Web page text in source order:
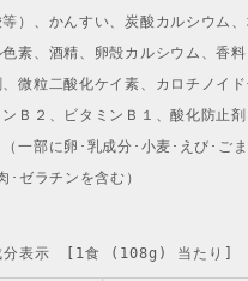
等）、かんすい、炭酸カルシウム
素、酒精、卵殻カルシウム、香料
微粒二酸化ケイ素、カロチノイド
ンＢ２、ビタミンＢ１、酸化防止
（一部に卵･乳成分･小麦･えび･ご
･ゼラチンを含む）
分表示　[1食 (108g) 当たり]